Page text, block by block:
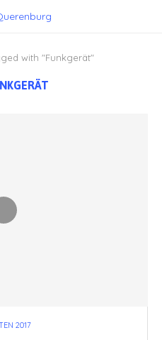
with "Funkgerät"
2017